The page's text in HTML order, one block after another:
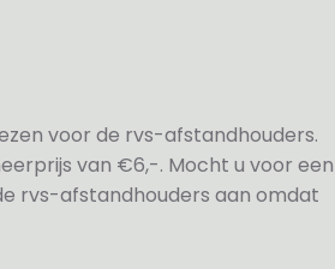
voor de rvs-afstandhouders.
van €6,-. Mocht u voor een
rvs-afstandhouders aan omdat